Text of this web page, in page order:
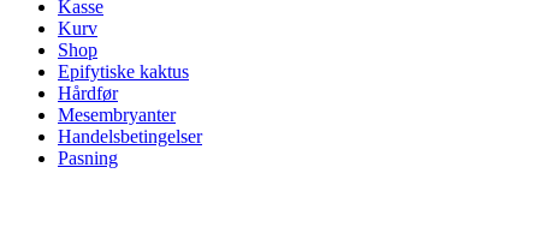
Kasse
Kurv
Shop
Epifytiske kaktus
Hårdfør
Mesembryanter
Handelsbetingelser
Pasning